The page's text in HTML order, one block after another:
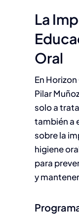
La
Oral
En
Pilar
solo a
también a
sobre la
higiene
para
y